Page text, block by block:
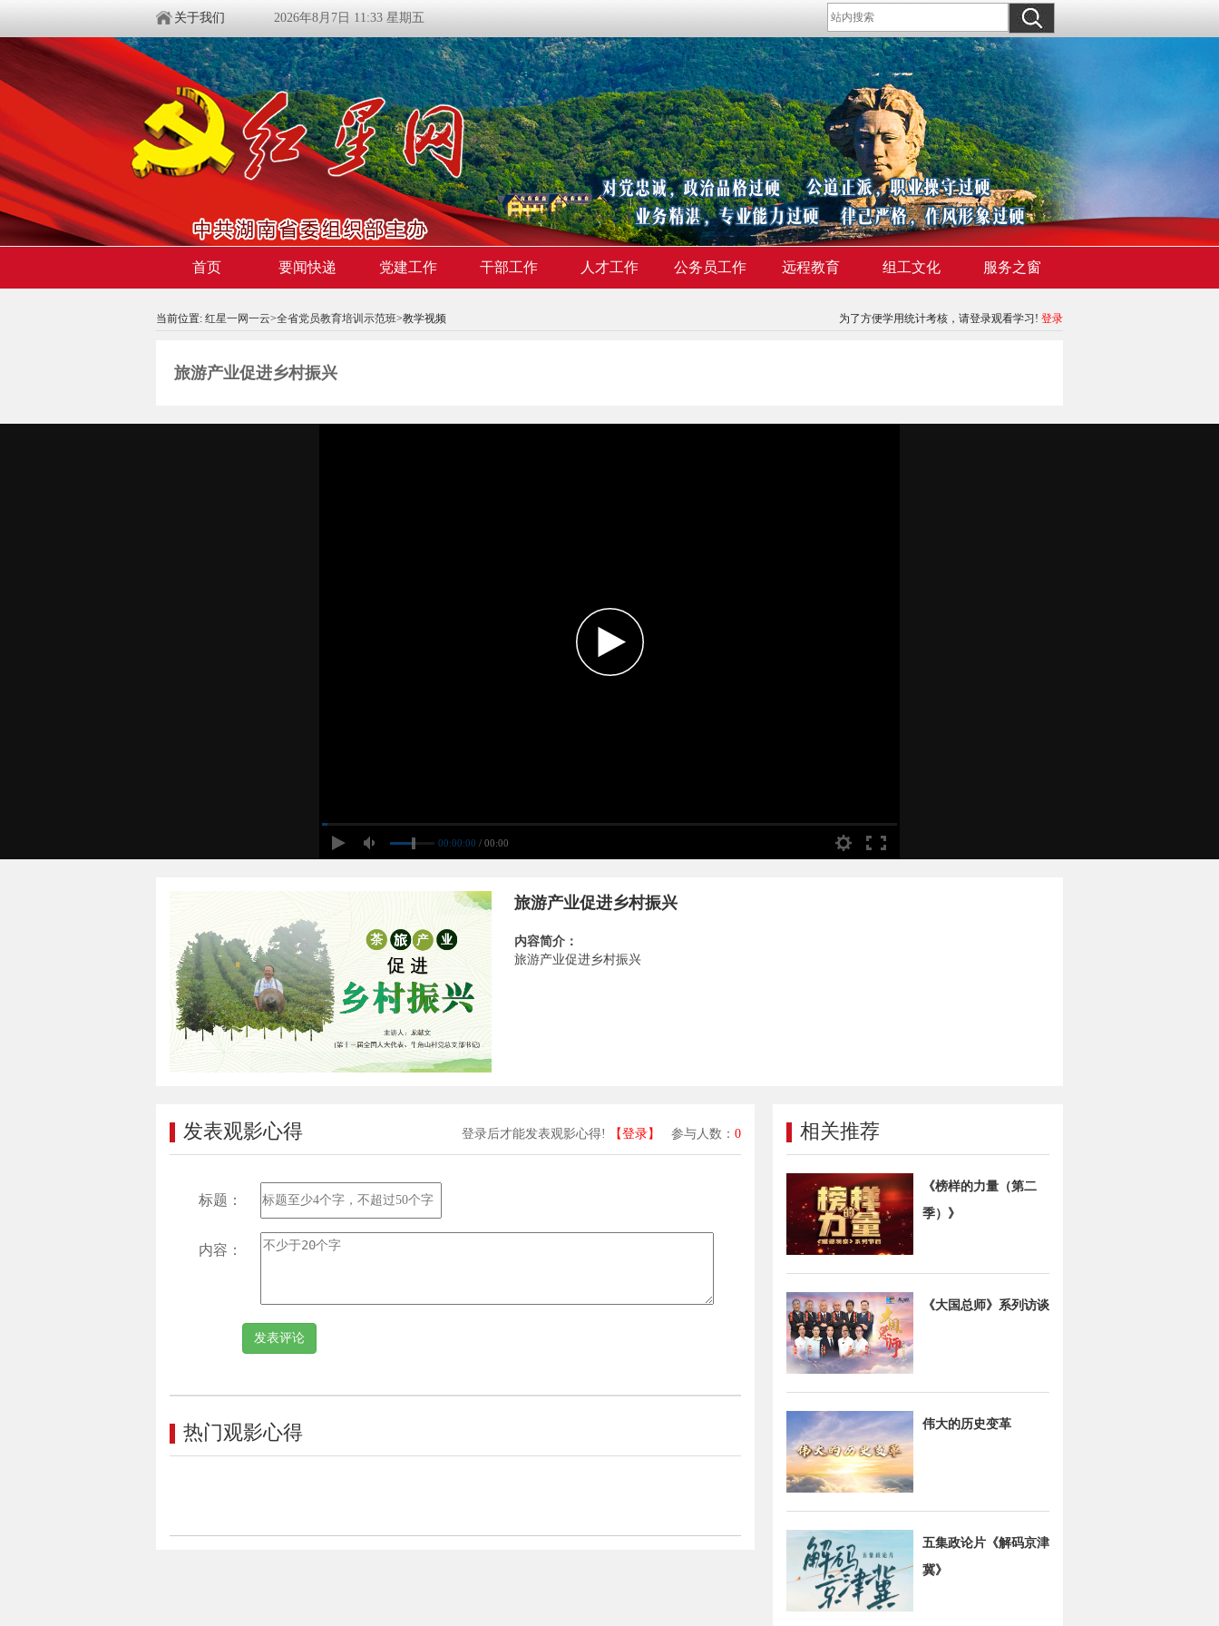
关于我们 2026年8月7日 11:33 星期五
首页 要闻快递 党建工作 干部工作 人才工作 公务员工作 远程教育 组工文化 服务之窗
当前位置: 红星一网一云>全省党员教育培训示范班>教学视频 为了方便学用统计考核，请登录观看学习! 登录
旅游产业促进乡村振兴
00:00:00 / 00:00
旅游产业促进乡村振兴
内容简介：
旅游产业促进乡村振兴
登录后才能发表观影心得! 【登录】 参与人数： 0
发表观影心得
标题：
内容：
热门观影心得
相关推荐
《榜样的力量（第二
季）》
《大国总师》系列访谈
伟大的历史变革
五集政论片《解码京津
冀》